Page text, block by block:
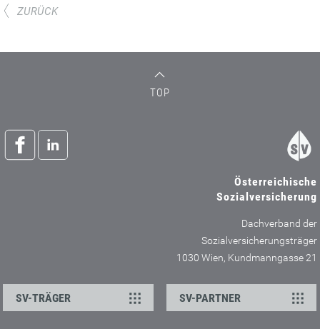
ZURÜCK
TOP
Österreichische
Sozialversicherung
Dachverband der
Sozialversicherungsträger
1030 Wien, Kundmanngasse 21
SV-TRÄGER SV-PARTNER